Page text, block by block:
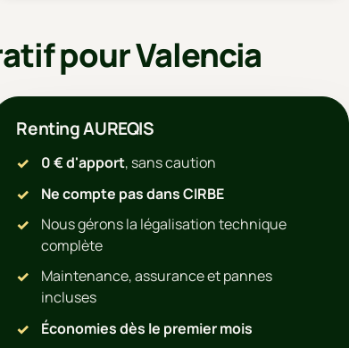
pour Valencia
Renting AUREQIS
0 € d'apport, sans caution
Ne compte pas dans CIRBE
Nous gérons la légalisation technique
complète
Maintenance, assurance et pannes
incluses
Économies dès le premier mois